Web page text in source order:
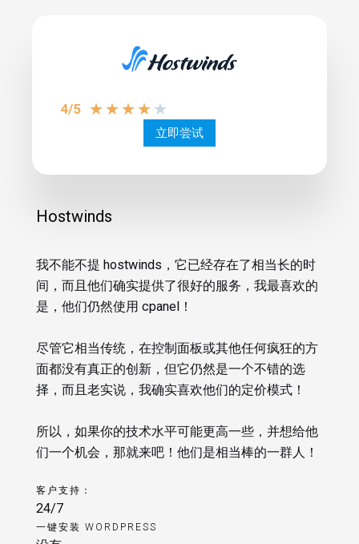
4/5 ★★★★ ★
立即尝试
Hostwinds
我不能不提 hostwinds，它已经存在了相当长的时
间，而且他们确实提供了很好的服务，我最喜欢的
是，他们仍然使用 cpanel！
尽管它相当传统，在控制面板或其他任何疯狂的方
面都没有真正的创新，但它仍然是一个不错的选
择，而且老实说，我确实喜欢他们的定价模式！
所以，如果你的技术水平可能更高一些，并想给他
们一个机会，那就来吧！他们是相当棒的一群人！
客户支持：
24/7
一键安装 WORDPRESS